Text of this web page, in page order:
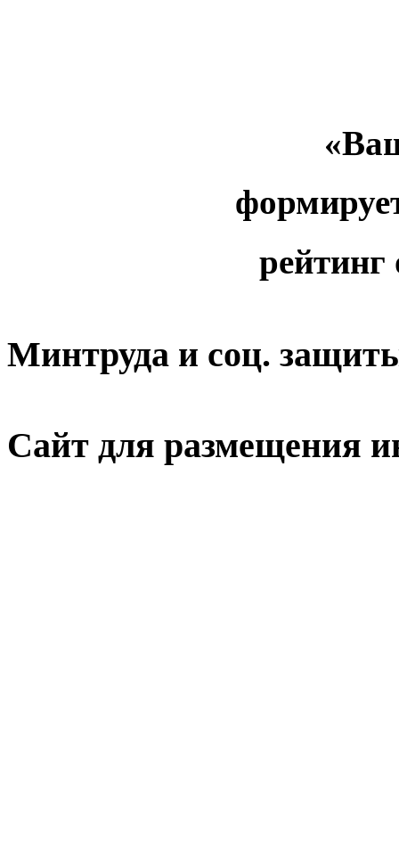
рейтинг
Минтруда и соц.
Сайт для размещения